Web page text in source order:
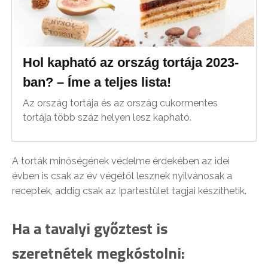
Hol kapható az ország tortája 2023-
ban? – Íme a teljes lista!
Az ország tortája és az ország cukormentes
tortája több száz helyen lesz kapható.
A torták minőségének védelme érdekében az idei
évben is csak az év végétől lesznek nyilvánosak a
receptek, addig csak az Ipartestület tagjai készíthetik.
Ha a tavalyi győztest is
szeretnétek megkóstolni: